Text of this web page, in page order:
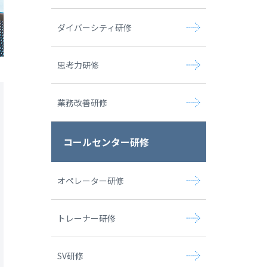
ダイバーシティ研修
思考力研修
業務改善研修
コールセンター研修
オペレーター研修
トレーナー研修
SV研修